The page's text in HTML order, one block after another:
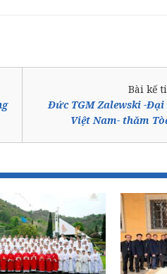
Bài kế
Đức TGM Zalewski -
Việt Nam- thăm